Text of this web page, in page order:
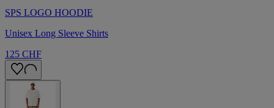
SPS LOGO HOODIE
Unisex Long Sleeve Shirts
125 CHF